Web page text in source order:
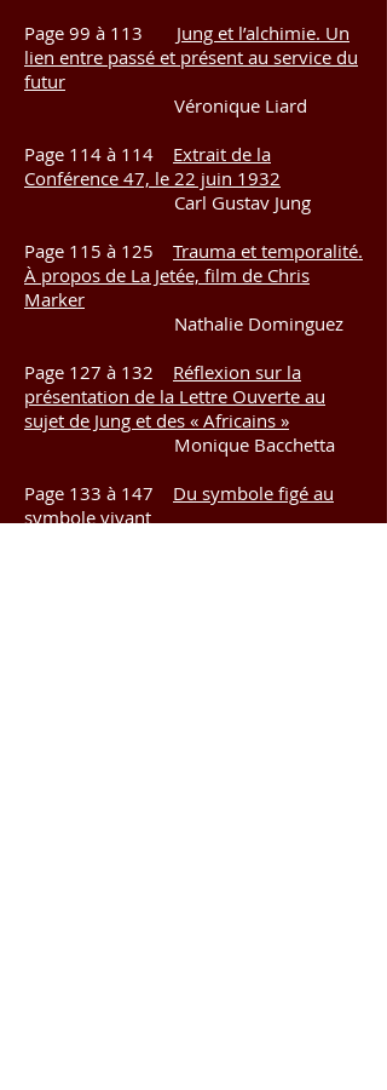
Page 99 à 113 Jung et l’alchimie. Un
lien entre passé et présent au service du
futur
Véronique Liard
Page 114 à 114 Extrait de la
Conférence 47, le 22 juin 1932
Carl Gustav Jung
Page 115 à 125 Trauma et temporalité.
À propos de La Jetée, film de Chris
Marker
Nathalie Dominguez
Page 127 à 132 Réflexion sur la
présentation de la Lettre Ouverte au
sujet de Jung et des « Africains »
Monique Bacchetta
Page 133 à 147 Du symbole figé au
symbole vivant